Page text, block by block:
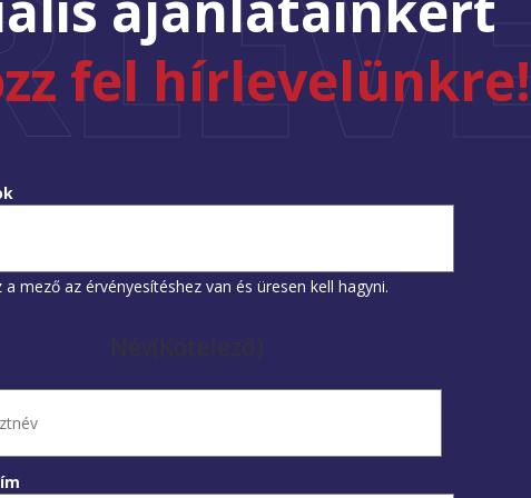
fel hírlevelünkre!
a mező az érvényesítéshez van és üresen kell hagyni.
Név(Kötelező)